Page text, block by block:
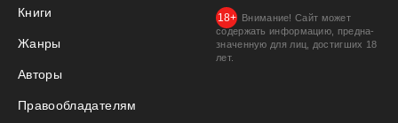
Книги
Жанры
Авторы
Правообладателям
Внимание! Сайт может
содержать информацию, предна­
значенную для лиц, дости­гших 18
лет.